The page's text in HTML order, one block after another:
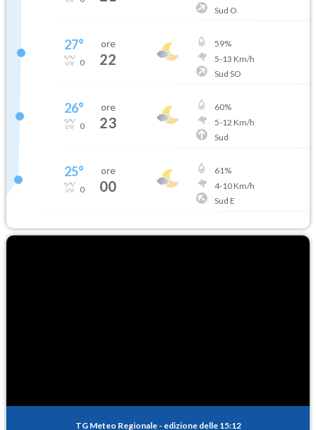
Sud O
27°
0
ore
22
59%
5-13 Km/h
Sud SO
26°
0
ore
23
60%
5-12 Km/h
Sud
25°
0
ore
00
61%
4-10Km/h
Sud E
TG Meteo Regionale - edizione delle 15:12